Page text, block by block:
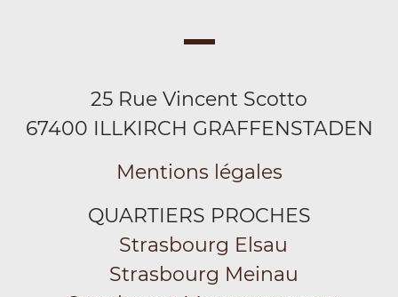
25 Rue Vincent Scotto
67400 ILLKIRCH GRAFFENSTADEN
Mentions légales
QUARTIERS PROCHES
Strasbourg Elsau
Strasbourg Meinau